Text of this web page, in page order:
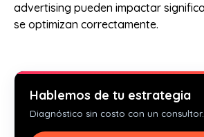
advertising pueden impactar
se optimizan correctamente.
Hablemos de tu estrategia
Diagnóstico sin costo con un consultor.